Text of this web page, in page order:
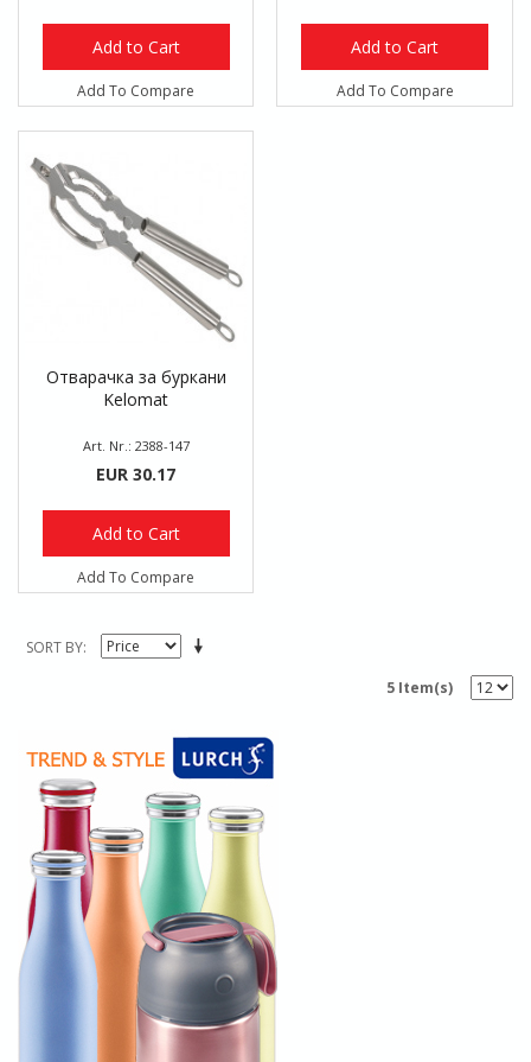
Add to Cart
Add To Compare
Add to Cart
Add To Compare
Отварачка за буркани
Kelomat
Art. Nr.: 2388-147
EUR 30.17
Add to Cart
Add To Compare
SORT BY
5 Item(s)